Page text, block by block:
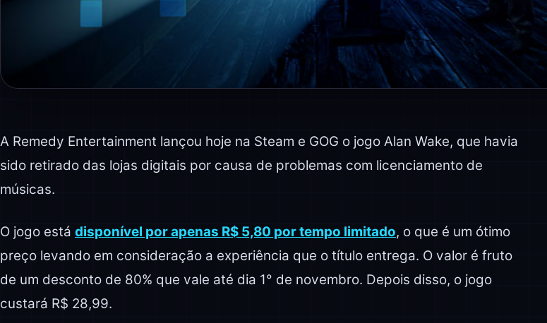
A Remedy Entertainment lançou hoje na Steam e GOG o jogo Alan Wake, que havia
sido retirado das lojas digitais por causa de problemas com licenciamento de
músicas.
O jogo está disponível por apenas R$ 5,80 por tempo limitado, o que é um ótimo
preço levando em consideração a experiência que o título entrega. O valor é fruto
de um desconto de 80% que vale até dia 1° de novembro. Depois disso, o jogo
custará R$ 28,99.